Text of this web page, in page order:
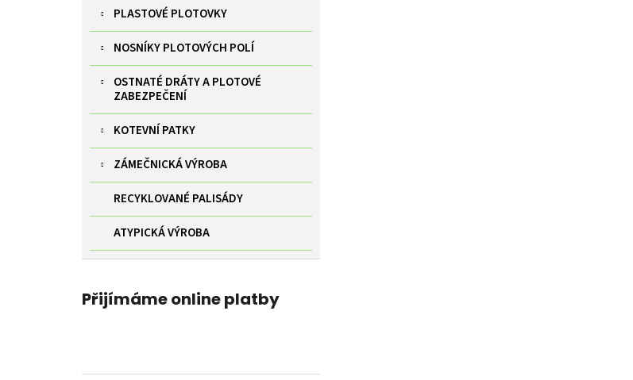
PLASTOVÉ PLOTOVKY
NOSNÍKY PLOTOVÝCH POLÍ
OSTNATÉ DRÁTY A PLOTOVÉ
ZABEZPEČENÍ
KOTEVNÍ PATKY
ZÁMEČNICKÁ VÝROBA
RECYKLOVANÉ PALISÁDY
ATYPICKÁ VÝROBA
Přijímáme online platby